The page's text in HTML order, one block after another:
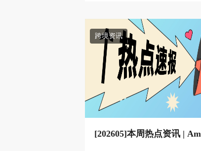
跨境资讯
[202605]本周热点资讯 |